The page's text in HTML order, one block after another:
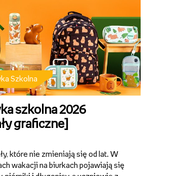
Szkolna
szkolna 2026
graficzne]
które nie zmieniają się od lat. W
wakacji na biurkach pojawiają się